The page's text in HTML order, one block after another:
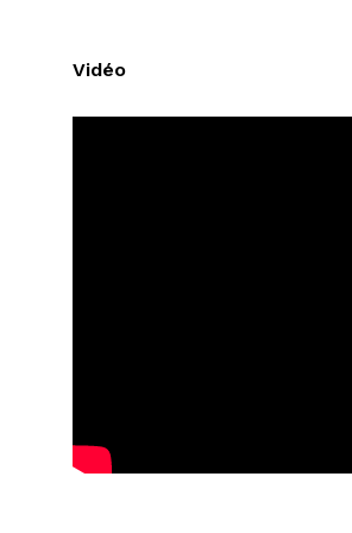
Vidéo